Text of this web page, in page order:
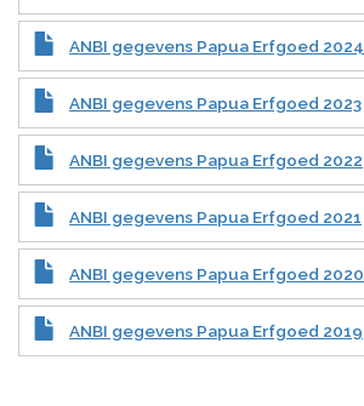
ANBI gegevens Papua Erfgoed 2024
ANBI gegevens Papua Erfgoed 2023
ANBI gegevens Papua Erfgoed 2022
ANBI gegevens Papua Erfgoed 2021
ANBI gegevens Papua Erfgoed 2020
ANBI gegevens Papua Erfgoed 2019